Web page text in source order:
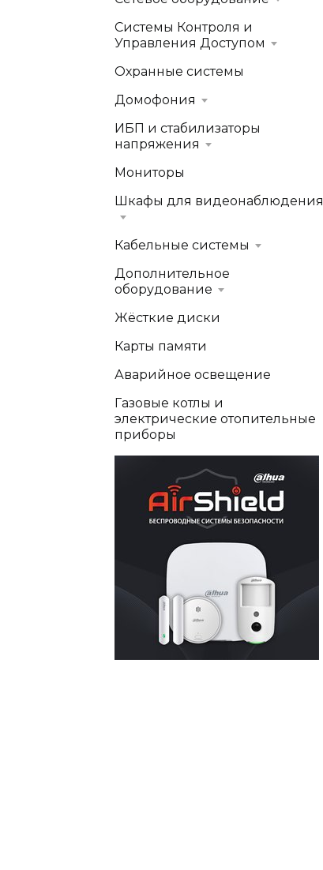
Системы Контроля и
Управления Доступом
Охранные системы
Домофония
ИБП и стабилизаторы
напряжения
Мониторы
Шкафы для видеонаблюдения
Кабельные системы
Дополнительное
оборудование
Жёсткие диски
Карты памяти
Аварийное освещение
Газовые котлы и
электрические отопительные
приборы